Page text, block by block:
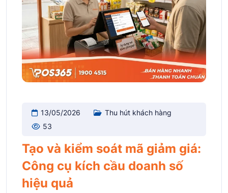
13/05/2026
Thu hút khách hàng
53
Tạo và kiểm soát mã giảm giá:
Công cụ kích cầu doanh số
hiệu quả